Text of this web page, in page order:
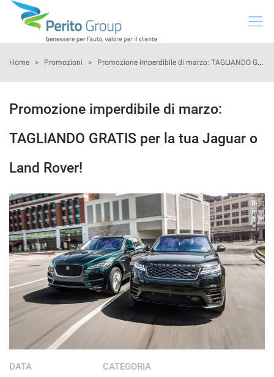
HOME
PRENOTA INTERVENTO
NOLEGGIO
GREEN SOLUTIONS
NEWS
CHI SIAMO
NUOVA SUBARU UNCHARTED
NEWS ED EVENTI
Home > Promozioni > Promozione imperdibile di marzo: TAGLIANDO GRATIS per la tua Jaguar o Land Rover!
Promozione imperdibile di marzo:
TAGLIANDO GRATIS per la tua Jaguar o
Land Rover!
DATA
CATEGORIA